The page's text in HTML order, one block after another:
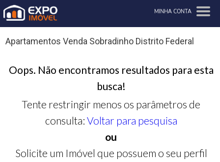
MINHA CONTA
Apartamentos Venda Sobradinho Distrito Federal
Oops. Não encontramos resultados para esta
busca!
Tente restringir menos os parâmetros de
consulta: Voltar para pesquisa
ou
Solicite um Imóvel que possuem o seu perfil